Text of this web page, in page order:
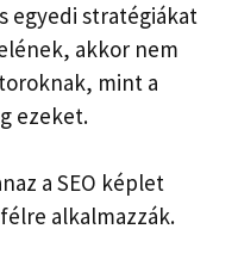
egyedi stratégiákat
akkor nem
mint a
ezeket.
a SEO képlet
alkalmazzák.